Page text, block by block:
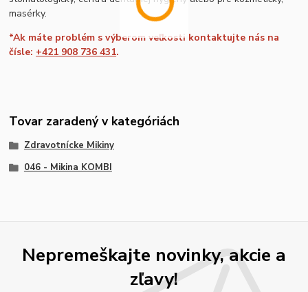
masérky.
*Ak máte problém s výberom veľkosti kontaktujte nás na
čísle: +421 908 736 431.
Tovar zaradený v kategóriách
Zdravotnícke Mikiny
046 - Mikina KOMBI
Nepremeškajte novinky, akcie a
zľavy!